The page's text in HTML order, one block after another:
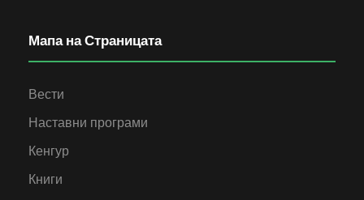
Мапа на Страницата
Вести
Наставни програми
Кенгур
Книги